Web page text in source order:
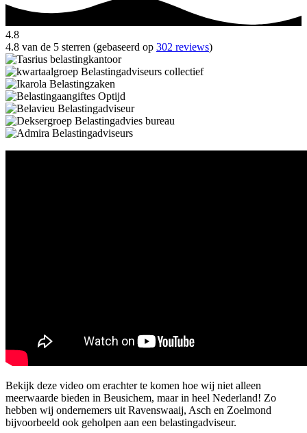
4.8
4.8 van de 5 sterren (gebaseerd op 302 reviews)
Bekijk deze video om erachter te komen hoe wij niet alleen
meerwaarde bieden in Beusichem, maar in heel Nederland! Zo
hebben wij ondernemers uit Ravenswaaij, Asch en Zoelmond
bijvoorbeeld ook geholpen aan een belastingadviseur.